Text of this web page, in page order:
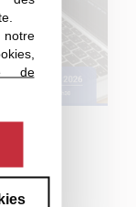
de
en